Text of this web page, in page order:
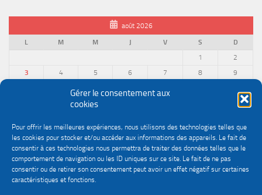
Gérer le consentement aux
cookies
Pour offrir les meilleures expériences, nous utilisons des technologies telles que
les cookies pour stocker et/ou accéder aux informations des appareils. Le fait de
consentir à ces technologies nous permettra de traiter des données telles que le
comportement de navigation ou les ID uniques sur ce site. Le fait de ne pas
consentir ou de retirer son consentement peut avoir un effet négatif sur certaines
caractéristiques et fonctions.
août 2026
L
M M J V S
D
1
2
3
4 5 6 7 8
9
12
19
23
« Juin